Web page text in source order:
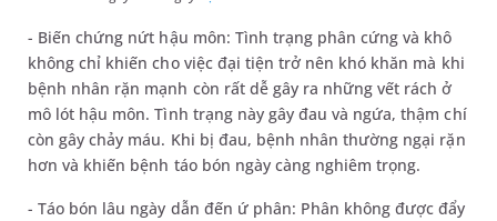
- Biến chứng nứt hậu môn: Tình trạng phân cứng và khô
không chỉ khiến cho việc đại tiện trở nên khó khăn mà khi
bệnh nhân rặn mạnh còn rất dễ gây ra những vết rách ở
mô lót hậu môn. Tình trạng này gây đau và ngứa, thậm chí
còn gây chảy máu. Khi bị đau, bệnh nhân thường ngại rặn
hơn và khiến bệnh táo bón ngày càng nghiêm trọng.
- Táo bón lâu ngày dẫn đến ứ phân: Phân không được đẩy